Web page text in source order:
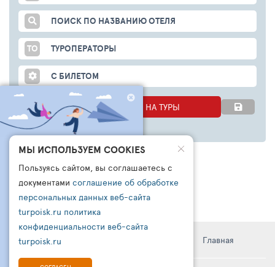
ПОИСК ПО НАЗВАНИЮ ОТЕЛЯ
ТО ТУРОПЕРАТОРЫ
С БИЛЕТОМ
НАЧАТЬ ПОИСК ЦЕН НА ТУРЫ
Информация Главная
ЧТО БРОНИРУЮТ
ДРУГИЕ СЕГОДНЯ?
ПОДПИШИСЬ НА НАШ
КАНАЛ В ТЕЛЕГРАМ
Узнайте:
- Что чаще всего бронируют другие
- Какую подборку для вас готовы
сделать турагенты
МЫ ИСПОЛЬЗУЕМ COOKIES
Пользуясь сайтом, вы соглашаетесь с
документами соглашение об обработке
персональных данных веб-сайта
turpoisk.ru политика
конфиденциальности веб-сайта
turpoisk.ru